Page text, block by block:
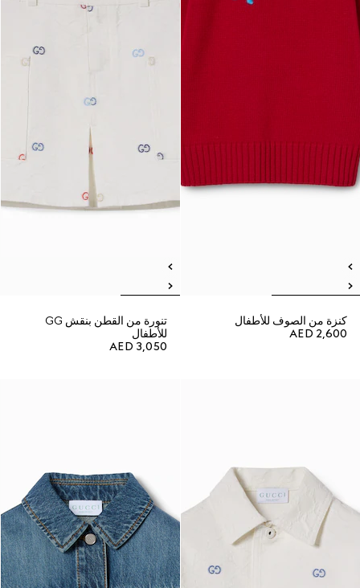
كنزة من الصوف للأطفال
AED 2,600
تنورة من القطن بنقش GG
للأطفال
AED 3,050